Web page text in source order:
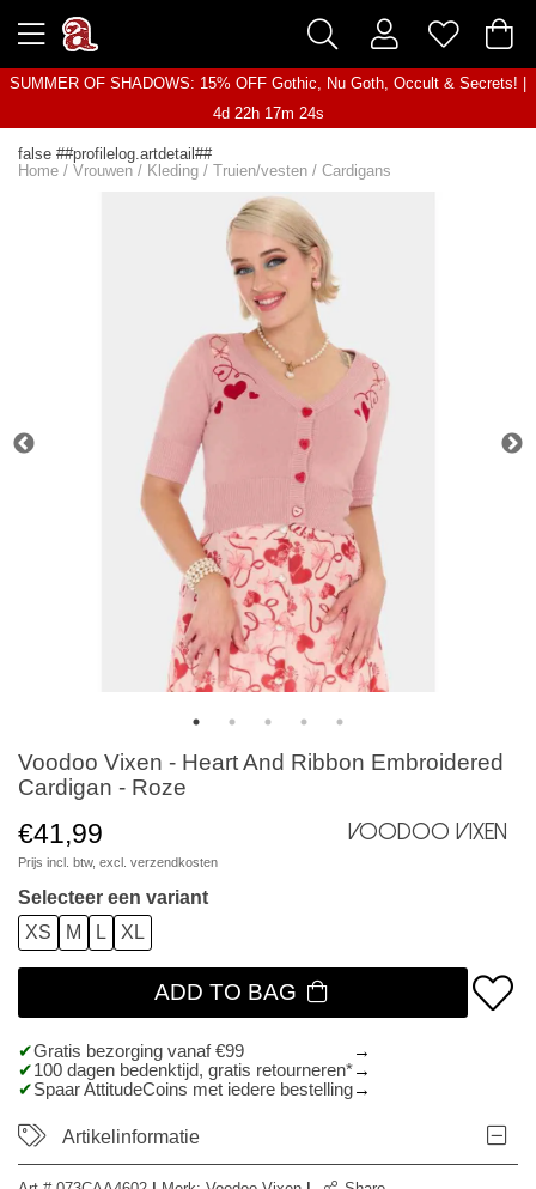
SUMMER OF SHADOWS: 15% OFF Gothic, Nu Goth, Occult & Secrets! |
4d 22h 17m 24s
false ##profilelog.artdetail##
Home / Vrouwen / Kleding / Truien/vesten / Cardigans
Voodoo Vixen - Heart And Ribbon Embroidered
Cardigan - Roze
€41,99
Prijs incl. btw, excl. verzendkosten
Voodoo Vixen
Selecteer een variant
XS
M L XL
ADD TO BAG
Gratis bezorging vanaf €99
100 dagen bedenktijd, gratis retourneren*
Spaar AttitudeCoins met iedere bestelling
Artikelinformatie